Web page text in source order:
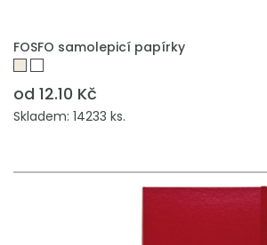
FOSFO samolepicí papírky
od 12.10 Kč
Skladem: 14233 ks.